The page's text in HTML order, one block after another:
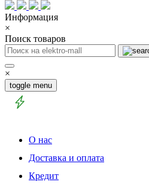
Информация
×
Поиск товаров
×
toggle menu
О нас
Доставка и оплата
Кредит